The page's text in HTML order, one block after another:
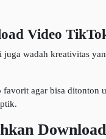
Video
wadah kreativitas
agar bisa ditonton